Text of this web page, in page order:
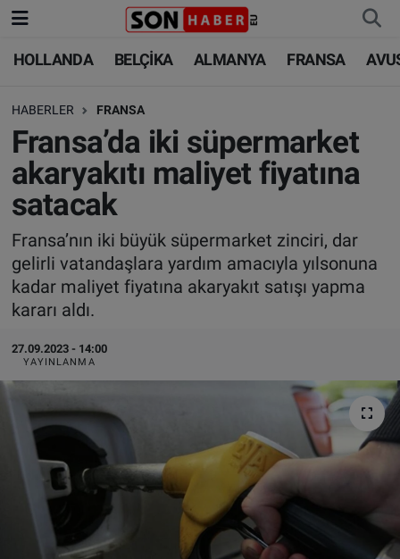
HOLLANDA BELÇİKA ALMANYA FRANSA
HABERLER FRANSA
Fransa’da iki süpermarket
akaryakıtı maliyet fiyatına
satacak
Fransa’nın iki büyük süpermarket zinciri, dar
gelirli vatandaşlara yardım amacıyla yılsonuna
kadar maliyet fiyatına akaryakıt satışı yapma
kararı aldı.
27.09.2023 - 14:00
YAYINLANMA
HOLLANDA
BELÇİKA
ALMANYA
FRANSA
AVUSTURYA
SAĞLIK - YAŞAM
BİLİM-TEKNOLOJİ
HOLLANDA
BELÇİKA
ALMANYA
TÜRKİYE
DÜNYA
BİLİM-TEKNOLOJİ
SAĞLIK
VIDEO GALERİ
ALGEMENE VOORWAARDEN
CONTACT
Nöbetçi Eczaneler
Hava Durumu
Trafik Durumu
Süper Lig Puan Durumu ve Fikstür
Tüm Manşetler
Son Dakika Haberleri
Haber Arşivi